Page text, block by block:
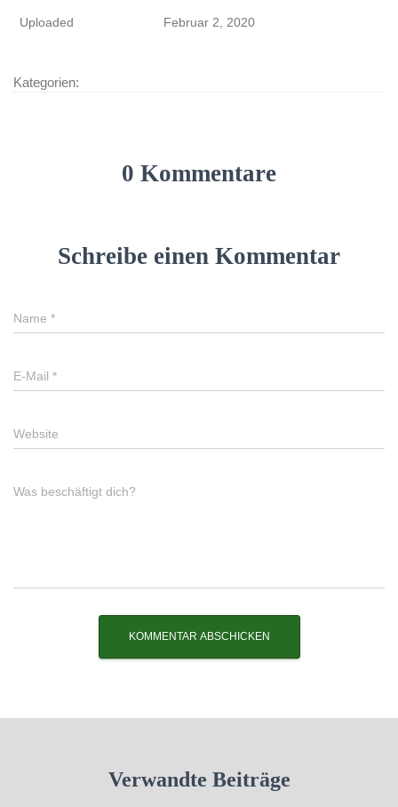
Uploaded Februar 2, 2020
Kategorien:
0 Kommentare
Schreibe einen Kommentar
Name *
E-Mail *
Website
Was beschäftigt dich?
Verwandte Beiträge